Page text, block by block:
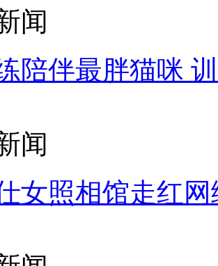
闻
陪伴最胖猫咪
闻
女照相馆走红网